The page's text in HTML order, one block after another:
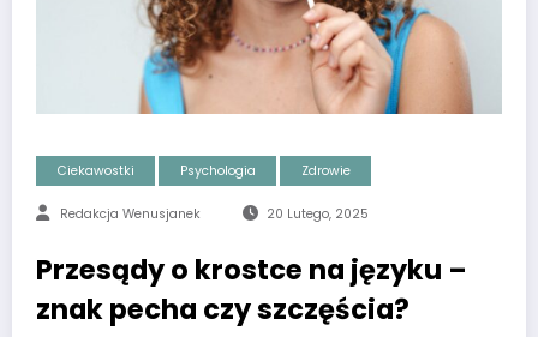
Ciekawostki Psychologia Zdrowie
Redakcja Wenusjanek 20 Lutego, 2025
Przesądy o krostce na języku –
znak pecha czy szczęścia?